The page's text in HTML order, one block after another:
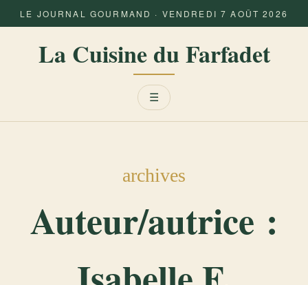
LE JOURNAL GOURMAND · VENDREDI 7 AOÛT 2026
La Cuisine du Farfadet
Menu
☰
archives
Auteur/autrice :